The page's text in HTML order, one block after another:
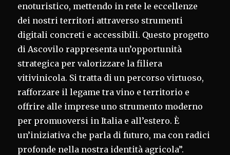
enoturistico, mettendo in rete le eccellenze
dei nostri territori attraverso strumenti
digitali concreti e accessibili. Questo progetto
di Ascovilo rappresenta un’opportunità
strategica per valorizzare la filiera
vitivinicola. Si tratta di un percorso virtuoso,
rafforzare il legame tra vino e territorio e
offrire alle imprese uno strumento moderno
per promuoversi in Italia e all’estero. È
un’iniziativa che parla di futuro, ma con radici
profonde nella nostra identità agricola”.